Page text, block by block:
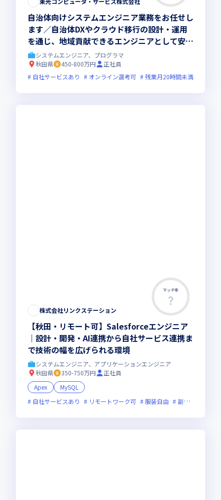
自治体向けシステムエンジニア業務をお任せし
ます／自治体DXやクラウド移行の設計・運用
を通じ、地域貢献できるエンジニアとして安定
した環境において管理職を目指しませんか
システムエンジニア、プログラマ
秋田県
450-800万円
正社員
自社サービスあり
オンライン選考可 残業月20時間未満
マッチ率
株式会社リンクステーション
【秋田・リモート可】Salesforceエンジニア
｜設計・開発・AI連携から自社サービス連携ま
で技術の幅を広げられる環境
システムエンジニア、アプリケーションエンジニア
秋田県
350-750万円
正社員
Apex
MySQL
自社サービスあり
リモートワーク可 服装自由 副業可